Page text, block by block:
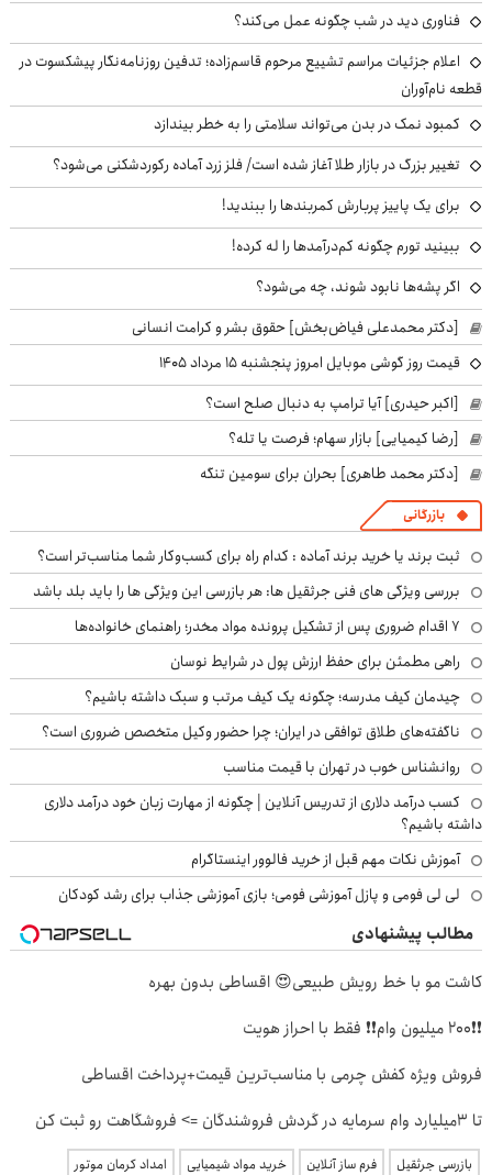
فناوری دید در شب چگونه عمل می‌کند؟
اعلام جزئیات مراسم تشییع مرحوم قاسم‌زاده؛ تدفین روزنامه‌نگار پیشکسوت در
قطعه نام‌آوران
کمبود نمک در بدن می‌تواند سلامتی را به خطر بیندازد
تغییر بزرگ در بازار طلا آغاز شده است/ فلز زرد آماده رکوردشکنی می‌شود؟
برای یک پاییز پربارش کمربندها را ببندید!
ببینید تورم چگونه کم‌درآمدها را له کرده!
اگر پشه‌ها نابود شوند، چه می‌شود؟
[دکتر محمدعلی فیاض‌بخش] حقوق بشر و کرامت انسانی
قیمت روز گوشی موبایل امروز پنجشنبه ۱۵ مرداد ۱۴۰۵
[اکبر حیدری] آیا ترامپ به دنبال صلح است؟
[رضا کیمیایی] بازار سهام؛ فرصت یا تله؟
[دکتر محمد طاهری] بحران برای سومین تنگه
بازرگانی
ثبت برند یا خرید برند آماده : کدام راه برای کسب‌وکار شما مناسب‌تر است؟
بررسی ویژگی های فنی جرثقیل ها: هر بازرسی این ویژگی ها را باید بلد باشد
۷ اقدام ضروری پس از تشکیل پرونده مواد مخدر؛ راهنمای خانواده‌ها
راهی مطمئن برای حفظ ارزش پول در شرایط نوسان
چیدمان کیف مدرسه؛ چگونه یک کیف مرتب و سبک داشته باشیم؟
ناگفته‌های طلاق توافقی در ایران؛ چرا حضور وکیل متخصص ضروری است؟
روانشناس خوب در تهران با قیمت مناسب
کسب درآمد دلاری از تدریس آنلاین | چگونه از مهارت زبان خود درآمد دلاری
داشته باشیم؟
آموزش نکات مهم قبل از خرید فالوور اینستاگرام
لی لی فومی و پازل آموزشی فومی؛ بازی آموزشی جذاب برای رشد کودکان
مطالب پیشنهادی
کاشت مو با خط رویش طبیعی😍 اقساطی بدون بهره
❗❗200 میلیون وام❗❗ فقط با احراز هویت
فروش ویژه کفش چرمی با مناسب‌ترین قیمت+پرداخت اقساطی
تا 3میلیارد وام سرمایه در گردش فروشندگان => فروشگاهت رو ثبت کن
بازرسی جرثقیل فرم ساز آنلاین خرید مواد شیمیایی امداد کرمان موتور